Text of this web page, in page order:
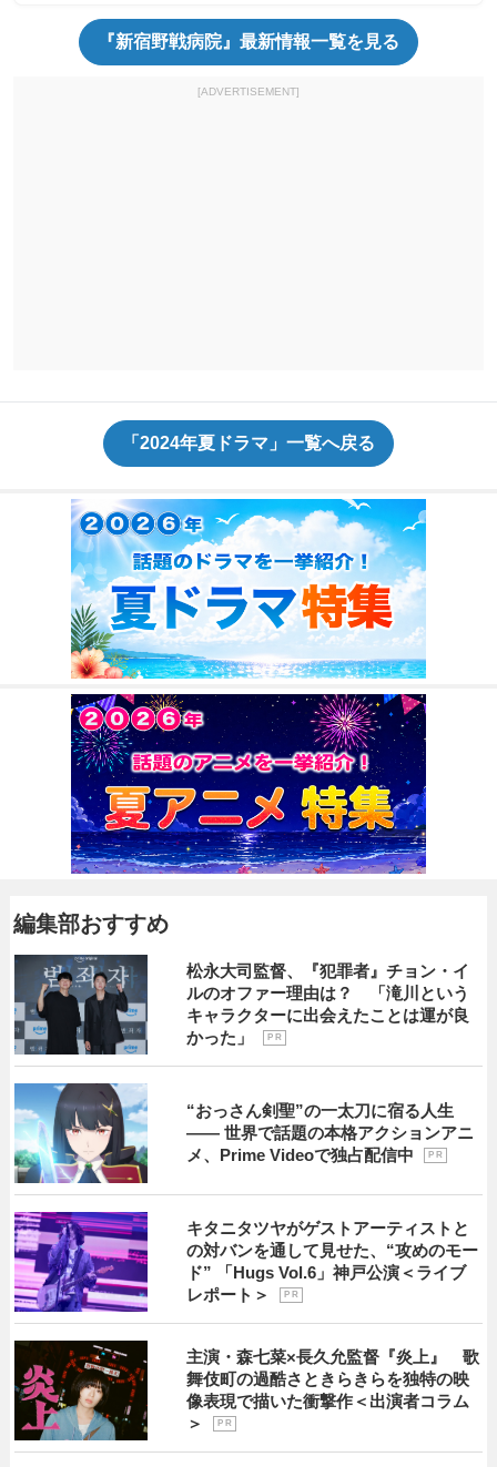
『新宿野戦病院』最新情報一覧を見る
[ADVERTISEMENT]
「2024年夏ドラマ」一覧へ戻る
編集部おすすめ
松永大司監督、『犯罪者』チョン・イ
ルのオファー理由は？ 「滝川という
キャラクターに出会えたことは運が良
かった」
P R
“おっさん剣聖”の一太刀に宿る人生
―― 世界で話題の本格アクションアニ
メ、Prime Videoで独占配信中
P R
キタニタツヤがゲストアーティストと
の対バンを通して見せた、“攻めのモー
ド” 「Hugs Vol.6」神戸公演＜ライブ
レポート＞
P R
主演・森七菜×長久允監督『炎上』 歌
舞伎町の過酷さときらきらを独特の映
像表現で描いた衝撃作＜出演者コラム
＞
P R